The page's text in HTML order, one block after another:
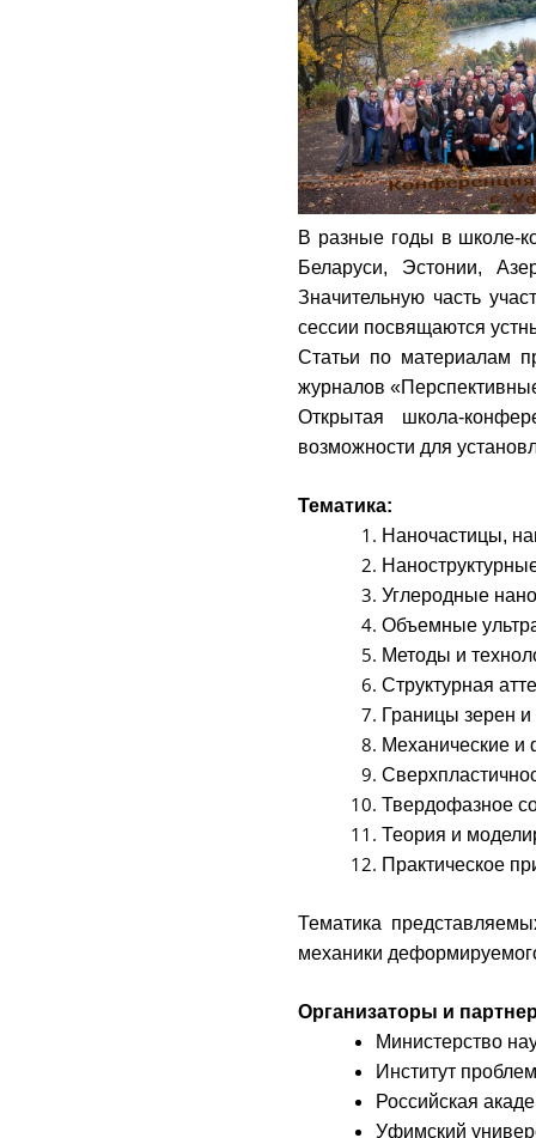
В разные годы в школе-
Беларуси, Эстонии,
Значительную часть
сессии посвящаются
Статьи по материалам
журналов
Открытая школа-
возможности для
Тематика:
Наночастицы,
Углеродные
Объемные
Методы и
Структурная
Границы зерен
Механические и
Твердофазное
Теория и
Практическое
Тематика
механики
Организаторы и
Министерство
Институт
Российская
Уфимский